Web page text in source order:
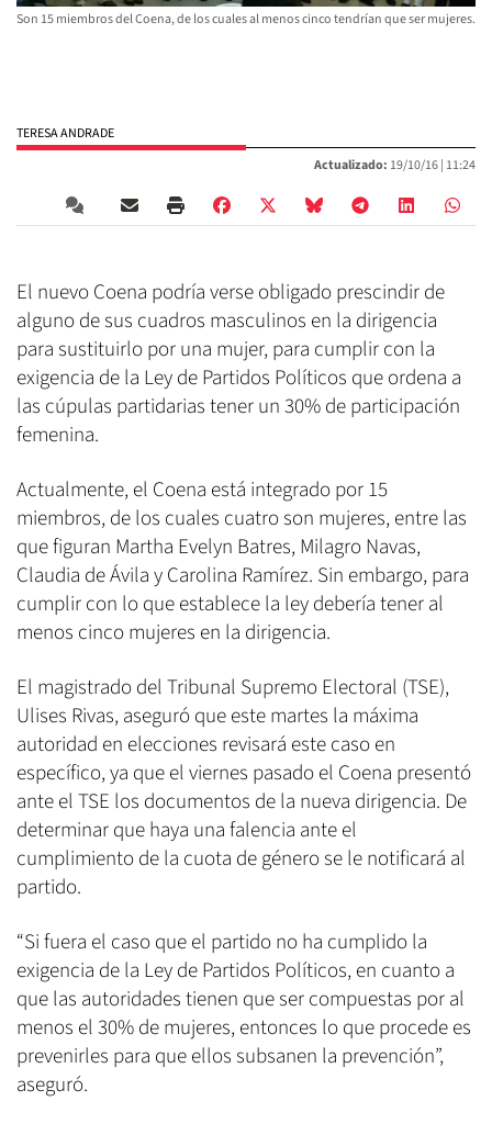
Son 15 miembros del Coena, de los cuales al menos cinco tendrían que ser mujeres.
TERESA ANDRADE
Actualizado: 19/10/16 | 11:24
El nuevo Coena podría verse obligado prescindir de
alguno de sus cuadros masculinos en la dirigencia
para sustituirlo por una mujer, para cumplir con la
exigencia de la Ley de Partidos Políticos que ordena a
las cúpulas partidarias tener un 30% de participación
femenina.
Actualmente, el Coena está integrado por 15
miembros, de los cuales cuatro son mujeres, entre las
que figuran Martha Evelyn Batres, Milagro Navas,
Claudia de Ávila y Carolina Ramírez. Sin embargo, para
cumplir con lo que establece la ley debería tener al
menos cinco mujeres en la dirigencia.
El magistrado del Tribunal Supremo Electoral (TSE),
Ulises Rivas, aseguró que este martes la máxima
autoridad en elecciones revisará este caso en
específico, ya que el viernes pasado el Coena presentó
ante el TSE los documentos de la nueva dirigencia. De
determinar que haya una falencia ante el
cumplimiento de la cuota de género se le notificará al
partido.
“Si fuera el caso que el partido no ha cumplido la
exigencia de la Ley de Partidos Políticos, en cuanto a
que las autoridades tienen que ser compuestas por al
menos el 30% de mujeres, entonces lo que procede es
prevenirles para que ellos subsanen la prevención”,
aseguró.